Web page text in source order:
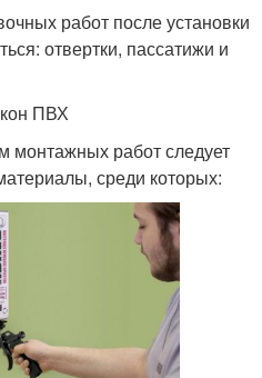
работ после установки
отвертки, пассатижи и
ПВХ
монтажных работ следует
среди которых: